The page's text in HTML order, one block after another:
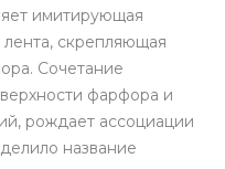
имитирующая
скрепляющая
Сочетание
фарфора и
рождает ассоциации
название